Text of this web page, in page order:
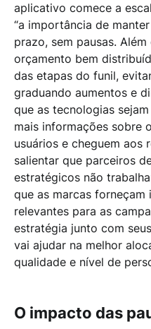
aplicativo comece a
“a importância de
prazo, sem pausas.
orçamento bem
das etapas do funil,
graduando aumentos e
que as tecnologias
mais informações sobre
usuários e cheguem aos
salientar que parceiros
estratégicos não
que as marcas forneçam
relevantes para as
estratégia junto com
vai ajudar na melhor
qualidade e nível de
O impacto das